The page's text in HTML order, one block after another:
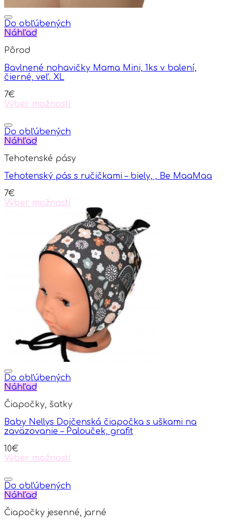
Do obľúbených
Náhľad
Pôrod
Bavlnené nohavičky Mama Mini, 1ks v balení,
čierné, veľ. XL
7€
Výber možností
product
has
multiple
The
may
chosen
on
Do obľúbených
Náhľad
Tehotenské pásy
Tehotenský pás s ručičkami – biely, , Be MaaMaa
7€
Výber možností
Do obľúbených
Náhľad
Čiapočky, šatky
Baby Nellys Dojčenská čiapočka s uškami na
zaväzovanie – Palouček, grafit
10€
Výber možností
product
has
multiple
The
Do obľúbených
Náhľad
Čiapočky jesenné, jarné